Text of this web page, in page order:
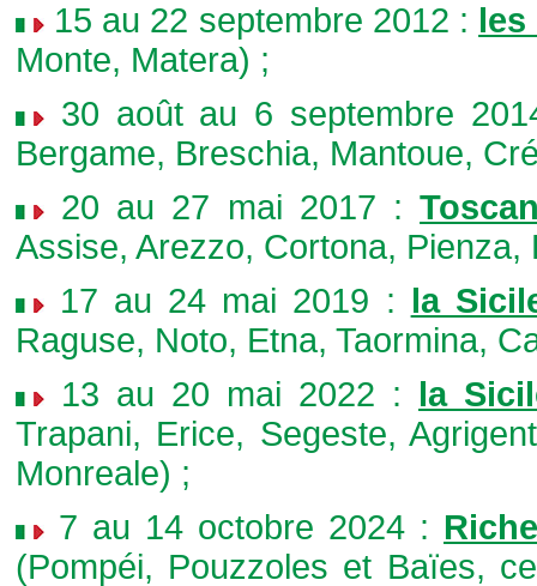
15 au 22 septembre 2012 : les
Monte, Matera) ;
30 août au 6 septembre
Bergame, Breschia, Mantoue,
20 au 27 mai 2017 :
Assise, Arezzo, Cortona,
17 au 24 mai 2019 : la
Raguse, Noto, Etna, Taormina,
13 au 20 mai 2022 : la
Trapani, Erice, Segeste,
Monreale) ;
7 au 14 octobre 2024 :
(Pompéi, Pouzzoles et Baïes,